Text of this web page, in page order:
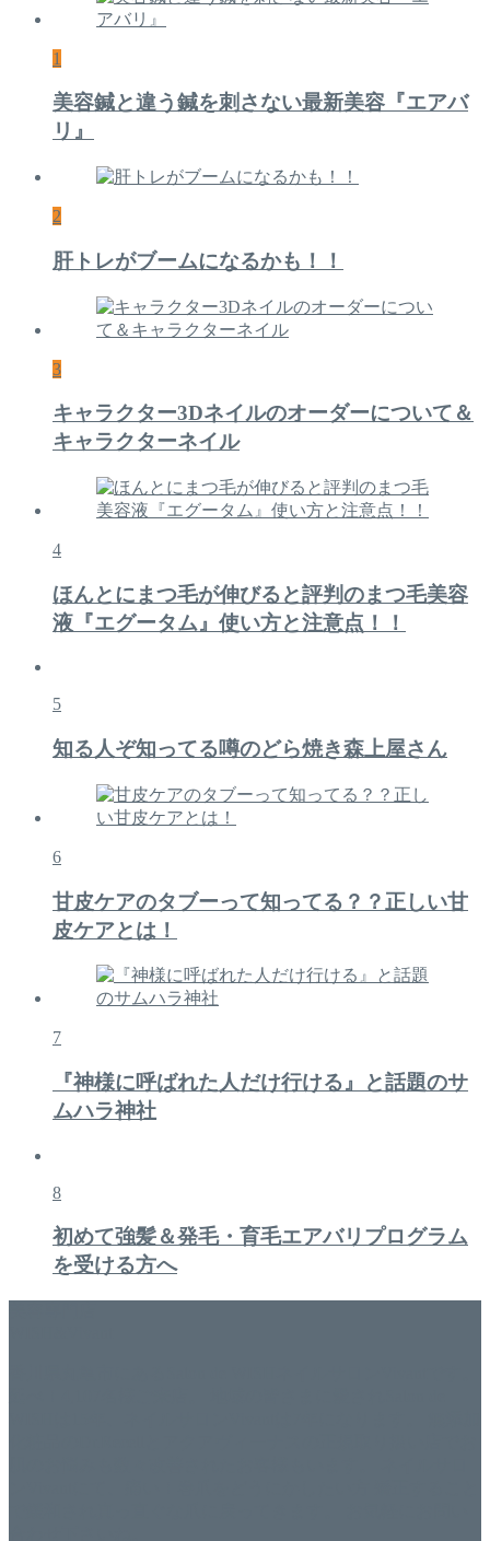
1
美容鍼と違う鍼を刺さない最新美容『エアバ
リ』
2
肝トレがブームになるかも！！
3
キャラクター3Dネイルのオーダーについて＆
キャラクターネイル
4
ほんとにまつ毛が伸びると評判のまつ毛美容
液『エグータム』使い方と注意点！！
5
知る人ぞ知ってる噂のどら焼き森上屋さん
6
甘皮ケアのタブーって知ってる？？正しい甘
皮ケアとは！
7
『神様に呼ばれた人だけ行ける』と話題のサ
ムハラ神社
8
初めて強髪＆発毛・育毛エアバリプログラム
を受ける方へ